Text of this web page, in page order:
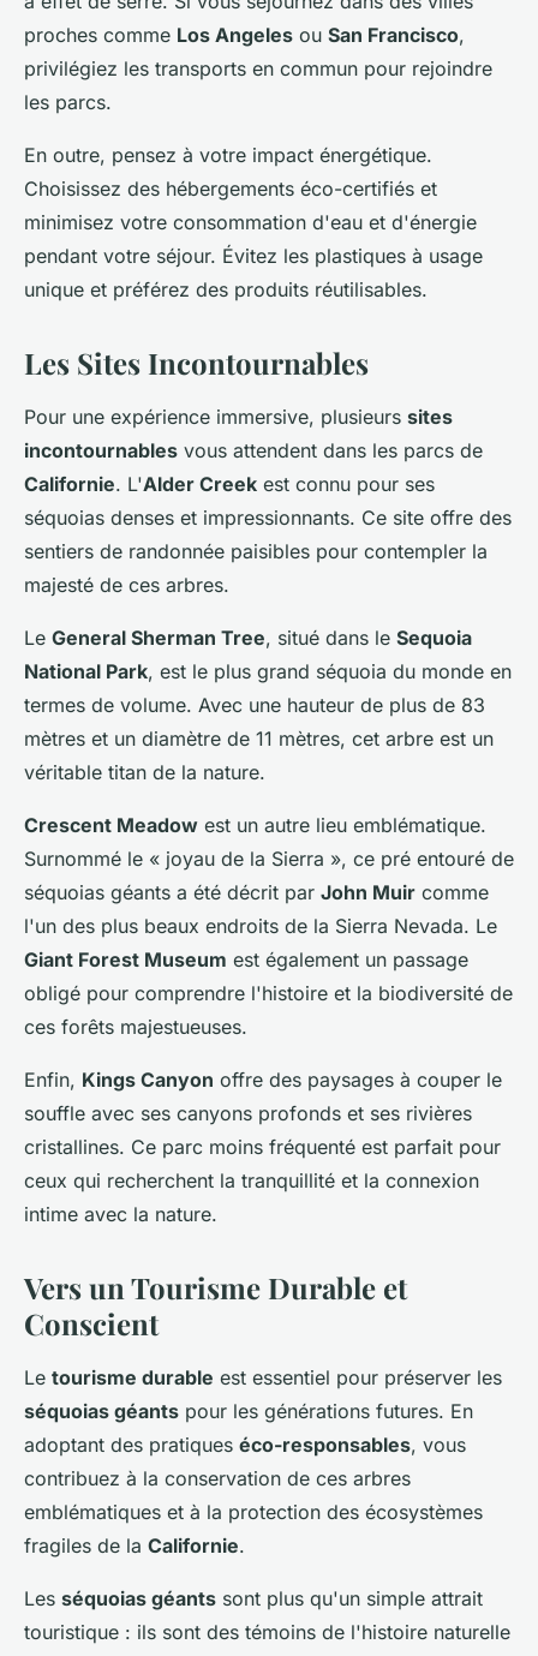
proches comme Los Angeles ou San Francisco,
privilégiez les transports en commun pour rejoindre
les parcs.
En outre, pensez à votre impact énergétique.
Choisissez des hébergements éco-certifiés et
minimisez votre consommation d'eau et d'énergie
pendant votre séjour. Évitez les plastiques à usage
unique et préférez des produits réutilisables.
Les Sites Incontournables
Pour une expérience immersive, plusieurs sites
incontournables vous attendent dans les parcs de
Californie. L'Alder Creek est connu pour ses
séquoias denses et impressionnants. Ce site offre des
sentiers de randonnée paisibles pour contempler la
majesté de ces arbres.
Le General Sherman Tree, situé dans le Sequoia
National Park, est le plus grand séquoia du monde en
termes de volume. Avec une hauteur de plus de 83
mètres et un diamètre de 11 mètres, cet arbre est un
véritable titan de la nature.
Crescent Meadow est un autre lieu emblématique.
Surnommé le « joyau de la Sierra », ce pré entouré de
séquoias géants a été décrit par John Muir comme
l'un des plus beaux endroits de la Sierra Nevada. Le
Giant Forest Museum est également un passage
obligé pour comprendre l'histoire et la biodiversité de
ces forêts majestueuses.
Enfin, Kings Canyon offre des paysages à couper le
souffle avec ses canyons profonds et ses rivières
cristallines. Ce parc moins fréquenté est parfait pour
ceux qui recherchent la tranquillité et la connexion
intime avec la nature.
Vers un Tourisme Durable et
Conscient
Le tourisme durable est essentiel pour préserver les
séquoias géants pour les générations futures. En
adoptant des pratiques éco-responsables, vous
contribuez à la conservation de ces arbres
emblématiques et à la protection des écosystèmes
fragiles de la Californie.
Les séquoias géants sont plus qu'un simple attrait
touristique : ils sont des témoins de l'histoire naturelle